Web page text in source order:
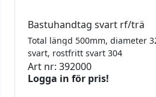
Bastuhandtag svart rf/trä
svart, rostfritt svart 304
Art nr: 392000
Logga in för pris!